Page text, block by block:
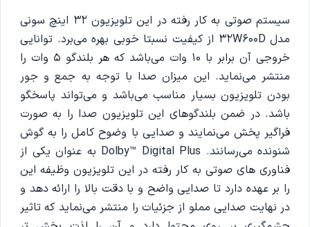
سیستم صوتی به کار رفته در این تلویزیون 32 اینچ سونی
مدل 32W600D از کیفیت نسبتا خوبی بهره می‌برد. توانایی
خروجی آن برابر با 10 وات می‌باشد که هر بلندگو 5 وات را
منتشر می‌نماید. این میزان صدا با توجه به جمع و جور
بودن تلویزیون بسیار مناسب می‌باشد و می‌تواند پاسخگو
باشد. در ضمن بلندگوهای این تلویزیون صدا را به صورت
فراگیر پخش می‌نمایند و صدایی با وضوح کامل را به گوش
شنونده می‌رسانند. Dolby™ Digital Plus به عنوان یکی از
فناوری های صوتی به کار رفته در این تلویزیون وظیفه این
را بر عهده دارد تا صدایی واضح و با دقت بالا را ارائه دهد و
در نهایت صدایی مملو از جزئیات را منتشر می‌نماید که تاثیر